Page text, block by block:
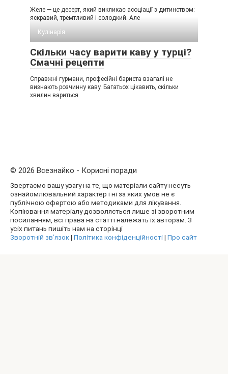
Желе — це десерт, який викликає асоціації з дитинством:
яскравий, тремтливий і солодкий. Але
Кулінарія
Скільки часу варити каву у турці?
Смачні рецепти
Справжні гурмани, професійні бариста взагалі не
визнають розчинну каву. Багатьох цікавить, скільки
хвилин вариться
© 2026 Всезнайко - Корисні поради
Звертаємо вашу увагу на те, що матеріали сайту несуть
ознайомлювальний характер і ні за яких умов не є
публічною офертою або методиками для лікування.
Копіювання матеріалу дозволяється лише зі зворотним
посиланням, всі права на статті належать їх авторам. З
усіх питань пишіть нам на сторінці
Зворотній зв’язок| Політика конфіденційності| Про сайт